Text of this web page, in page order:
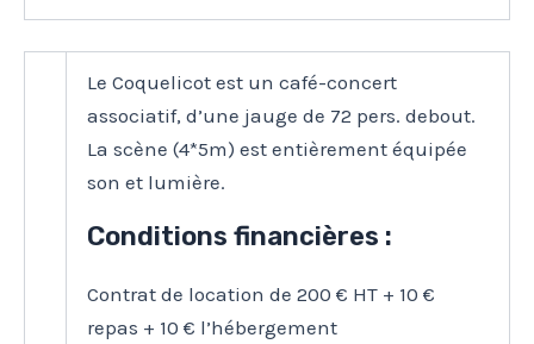
Le Coquelicot est un café-concert
associatif, d’une jauge de 72 pers. debout.
La scène (4*5m) est entièrement équipée
son et lumière.
Conditions financières :
Contrat de location de 200 € HT + 10 €
repas + 10 € l’hébergement